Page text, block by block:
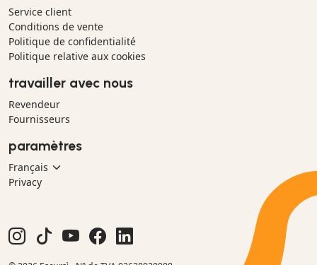
Service client
Conditions de vente
Politique de confidentialité
Politique relative aux cookies
travailler avec nous
Revendeur
Fournisseurs
paramètres
Privacy